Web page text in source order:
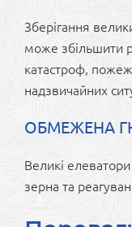
Зберігання
може збільшити
катастроф,
надзвичайних
ОБМЕЖЕНА
Великі
зерна та